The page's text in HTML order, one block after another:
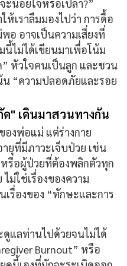
ะน้อยใจหรือเปล่า?”
ห้เราลืมมองไปว่า การดื้อ
อ อาจเป็นความเสี่ยงที่
นี้ไม่ได้เขียนมาเพื่อโน้ม
หัวใจคนเป็นลูก และชวน
“ความปลอดภัยและรอย
" เดินมาสวนทางกัน
องพ่อแม่ แต่ร่างกาย
ยุที่มีภาวะเจ็บป่วย เช่น
รือผู้ป่วยที่ต้องพลิกตัวทุก
ม่ใช่เรื่องของความ
เรื่องของ “ทักษะและการ
ดูแลท่านไปด้วยจนไม่ได้
Burnout” หรือ